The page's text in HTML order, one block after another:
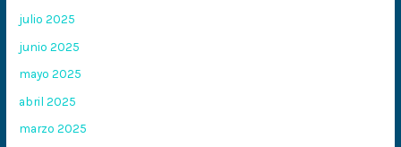
julio 2025
junio 2025
mayo 2025
abril 2025
marzo 2025